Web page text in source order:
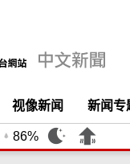
视像新闻 新闻专
86%